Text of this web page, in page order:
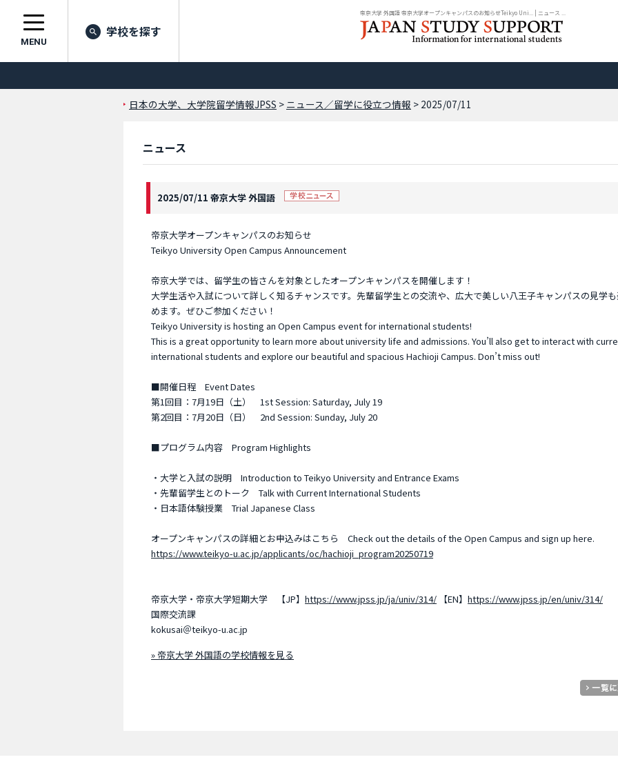
帝京大学 外国語 帝京大学オープンキャンパスのお知らせTeikyo Uni... | ニュース ...
MENU
学校を探す
日本の大学、大学院留学情報JPSS > ニュース／留学に役立つ情報 > 2025/07/11
ニュース
2025/07/11 帝京大学 外国語
帝京大学オープンキャンパスのお知らせ
Teikyo University Open Campus Announcement
帝京大学では、留学生の皆さんを対象としたオープンキャンパスを開催します！
大学生活や入試について詳しく知るチャンスです。先輩留学生との交流や、広大で美しい八王子キャンパスの見学
めます。ぜひご参加ください！
Teikyo University is hosting an Open Campus event for international students!
This is a great opportunity to learn more about university life and admissions. You’ll also get to interact with
international students and explore our beautiful and spacious Hachioji Campus. Don’t miss out!
■開催日程 Event Dates
第1回目：7月19日（土） 1st Session: Saturday, July 19
第2回目：7月20日（日） 2nd Session: Sunday, July 20
■プログラム内容 Program Highlights
・大学と入試の説明 Introduction to Teikyo University and Entrance Exams
・先輩留学生とのトーク Talk with Current International Students
・日本語体験授業 Trial Japanese Class
オープンキャンパスの詳細とお申込みはこちら Check out the details of the Open Campus and sign up here.
https://www.teikyo-u.ac.jp/applicants/oc/hachioji_program20250719
帝京大学・帝京大学短期大学 【JP】 https://www.jpss.jp/ja/univ/314/ 【EN】 https://www.jpss.jp/en/univ/314/
国際交流課
kokusai＠teikyo-u.ac.jp
» 帝京大学 外国語の学校情報を見る